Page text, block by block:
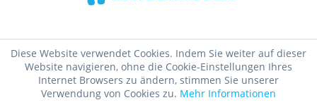
Diese Website verwendet Cookies. Indem Sie weiter auf dieser
Website navigieren, ohne die Cookie-Einstellungen Ihres
Internet Browsers zu ändern, stimmen Sie unserer
Verwendung von Cookies zu. Mehr Informationen